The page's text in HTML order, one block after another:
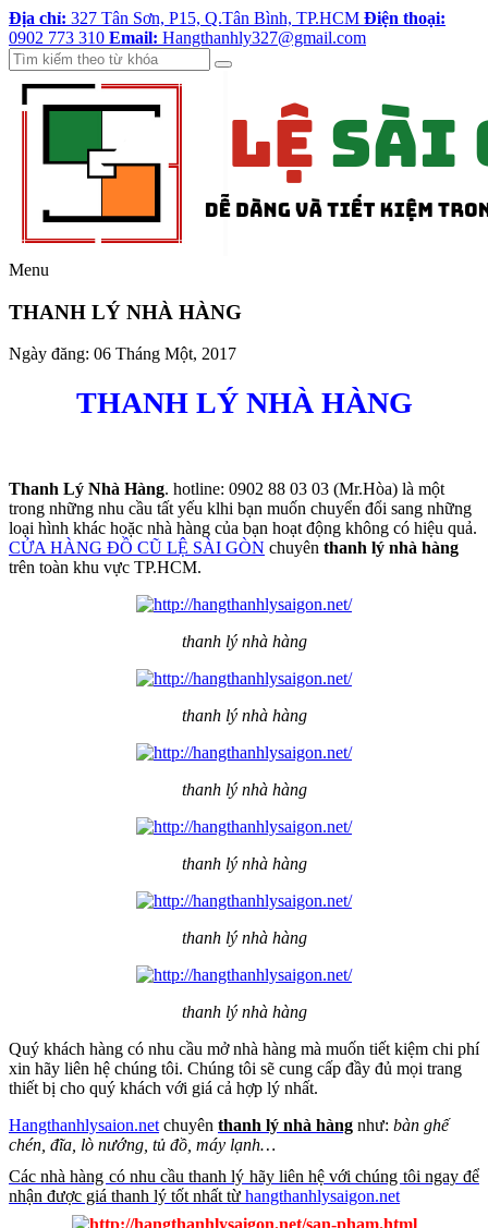
Địa chỉ: 327 Tân Sơn, P15, Q.Tân Bình, TP.HCM Điện thoại:
0902 773 310 Email: Hangthanhly327@gmail.com
Menu
THANH LÝ NHÀ HÀNG
Ngày đăng: 06 Tháng Một, 2017
THANH LÝ NHÀ HÀNG
Thanh Lý Nhà Hàng. hotline: 0902 88 03 03 (Mr.Hòa) là một
trong những nhu cầu tất yếu klhi bạn muốn chuyển đổi sang những
loại hình khác hoặc nhà hàng của bạn hoạt động không có hiệu quả.
CỬA HÀNG ĐỒ CŨ LỆ SÀI GÒN chuyên thanh lý nhà hàng
trên toàn khu vực TP.HCM.
thanh lý nhà hàng
thanh lý nhà hàng
thanh lý nhà hàng
thanh lý nhà hàng
thanh lý nhà hàng
thanh lý nhà hàng
Quý khách hàng có nhu cầu mở nhà hàng mà muốn tiết kiệm chi phí
xin hãy liên hệ chúng tôi. Chúng tôi sẽ cung cấp đầy đủ mọi trang
thiết bị cho quý khách với giá cả hợp lý nhất.
Hangthanhlysaion.net chuyên thanh lý nhà hàng như: bàn ghế
chén, đĩa, lò nướng, tủ đồ, máy lạnh…
Các nhà hàng có nhu cầu thanh lý hãy liên hệ với chúng tôi ngay để
nhận được giá thanh lý tốt nhất từ hangthanhlysaigon.net